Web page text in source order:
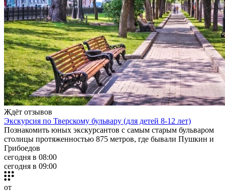
Ждёт отзывов
Экскурсия по Тверскому бульвару (для детей 8-12 лет)
Познакомить юных экскурсантов с самым старым бульваром
столицы протяженностью 875 метров, где бывали Пушкин и
Грибоедов
сегодня в 08:00
сегодня в 09:00
от